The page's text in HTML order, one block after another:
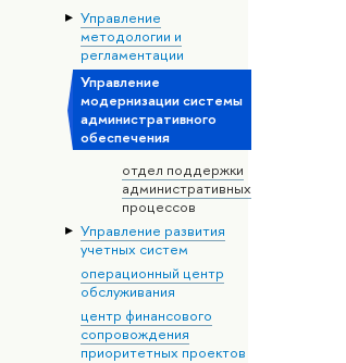
Управление
методологии и
регламентации
Управление
модернизации системы
административного
обеспечения
отдел поддержки
административных
процессов
Управление развития
учетных систем
операционный центр
обслуживания
центр финансового
сопровождения
приоритетных проектов